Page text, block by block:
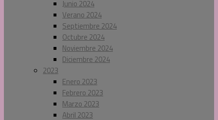
Junio 2024
Verano 2024
Septiembre 2024
Octubre 2024
Noviembre 2024
Diciembre 2024
2023
Enero 2023
Febrero 2023
Marzo 2023
Abril 2023